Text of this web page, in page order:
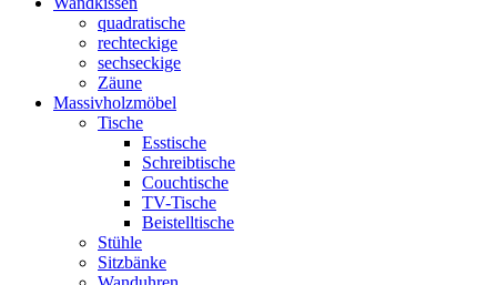
quadratische
rechteckige
sechseckige
Zäune
Massivholzmöbel
Tische
Esstische
Schreibtische
Couchtische
TV-Tische
Beistelltische
Stühle
Sitzbänke